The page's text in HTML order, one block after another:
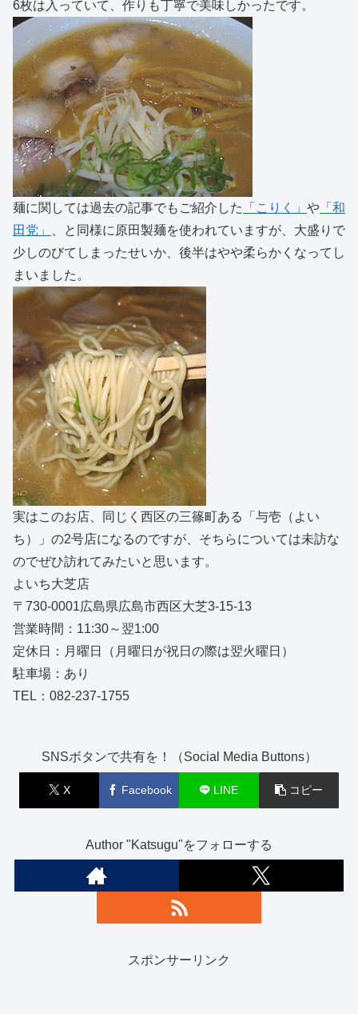
6枚は入っていて、作りも丁寧で美味しかったです。
麺に関しては過去の記事でもご紹介した 「こりく」 や 「和
田党」
、と同様に原田製麺を使われていますが、大盛りで
少しのびてしまったせいか、後半はやや柔らかくなってし
まいました。
実はこのお店、同じく西区の三篠町ある「与壱（よい
ち）」の2号店になるのですが、そちらについては未訪な
のでぜひ訪れてみたいと思います。
よいち大芝店
〒730-0001広島県広島市西区大芝3-15-13
営業時間：11:30～翌1:00
定休日：月曜日（月曜日が祝日の際は翌火曜日）
駐車場：あり
TEL：082-237-1755
SNSボタンで共有を！（Social Media Buttons）
X Facebook LINE コピー
Author "Katsugu"をフォローする
スポンサーリンク